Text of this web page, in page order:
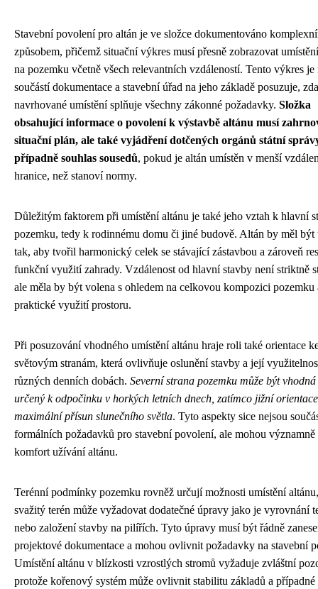
Stavební povolení pro altán je ve složce dokumentováno
způsobem, přičemž situační výkres musí přesně zobrazovat
na pozemku včetně všech relevantních vzdáleností. Tento výkres
součástí dokumentace a stavební úřad na jeho základě posuzuje, zda
navrhované umístění splňuje všechny zákonné požadavky. Složka
obsahující informace o povolení k výstavbě altánu musí
situační plán, ale také vyjádření dotčených orgánů státní
případně souhlas sousedů, pokud je altán umístěn v menší
hranice, než stanoví normy.
Důležitým faktorem při umístění altánu je také jeho vztah k hlavní
pozemku, tedy k rodinnému domu či jiné budově. Altán by měl být
tak, aby tvořil harmonický celek se stávající zástavbou a zároveň
funkční využití zahrady. Vzdálenost od hlavní stavby není striktně
ale měla by být volena s ohledem na celkovou kompozici pozemku
praktické využití prostoru.
Při posuzování vhodného umístění altánu hraje roli také orientace
světovým stranám, která ovlivňuje oslunění stavby a její
různých denních dobách. Severní strana pozemku může být
určený k odpočinku v horkých letních dnech, zatímco jižní
maximální přísun slunečního světla. Tyto aspekty sice nejsou
formálních požadavků pro stavební povolení, ale mohou
komfort užívání altánu.
Terénní podmínky pozemku rovněž určují možnosti umístění
svažitý terén může vyžadovat dodatečné úpravy jako je vyrovnání
nebo založení stavby na pilířích. Tyto úpravy musí být řádně
projektové dokumentace a mohou ovlivnit požadavky na stavební
Umístění altánu v blízkosti vzrostlých stromů vyžaduje zvláštní
protože kořenový systém může ovlivnit stabilitu základů a případné